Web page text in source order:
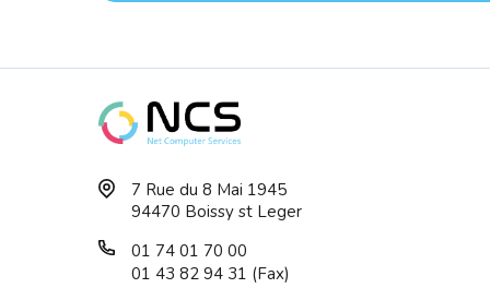
HP LOGITECH 2.1 - Z213
Réf : 980-000942
7 Rue du 8 Mai 1945
94470 Boissy st Leger
01 74 01 70 00
01 43 82 94 31 (Fax)